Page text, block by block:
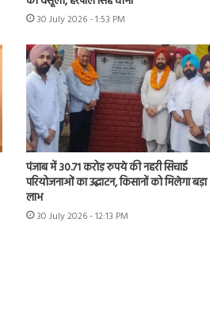
30 July 2026 - 1:53 PM
पंजाब में 30.71 करोड़ रुपये की नहरी सिंचाई
परियोजनाओं का उद्घाटन, किसानों को मिलेगा बड़ा
लाभ
30 July 2026 - 12:13 PM